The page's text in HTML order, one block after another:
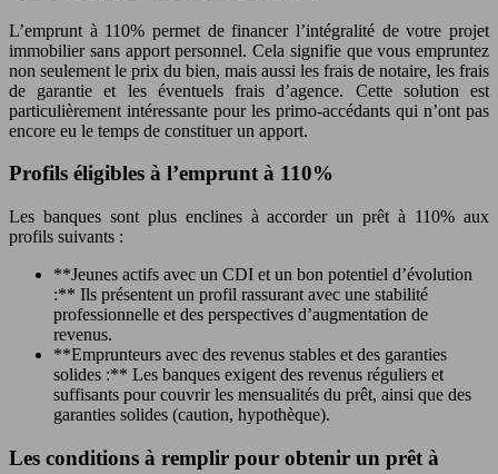
L’emprunt à 110% permet de financer l’intégralité de votre projet
immobilier sans apport personnel. Cela signifie que vous empruntez
non seulement le prix du bien, mais aussi les frais de notaire, les frais
de garantie et les éventuels frais d’agence. Cette solution est
particulièrement intéressante pour les primo-accédants qui n’ont pas
encore eu le temps de constituer un apport.
Profils éligibles à l’emprunt à 110%
Les banques sont plus enclines à accorder un prêt à 110% aux
profils suivants :
**Jeunes actifs avec un CDI et un bon potentiel d’évolution
:** Ils présentent un profil rassurant avec une stabilité
professionnelle et des perspectives d’augmentation de
revenus.
**Emprunteurs avec des revenus stables et des garanties
solides :** Les banques exigent des revenus réguliers et
suffisants pour couvrir les mensualités du prêt, ainsi que des
garanties solides (caution, hypothèque).
Les conditions à remplir pour obtenir un prêt à